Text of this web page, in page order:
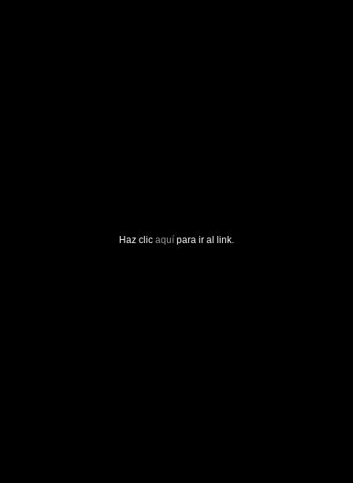
Haz clic aquí para ir al link.